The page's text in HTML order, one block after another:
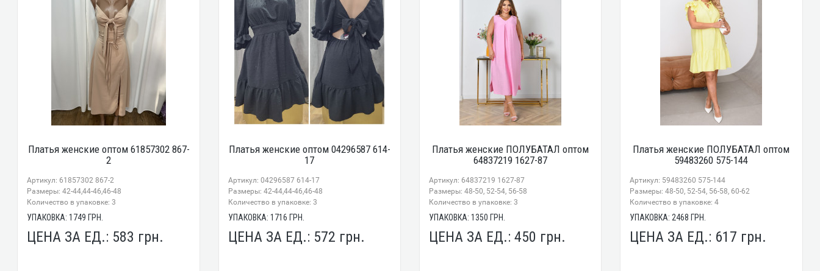
Платья женские оптом 61857302 867-
2
Артикул: 61857302 867-2
Размеры: 42-44,44-46,46-48
Количество в упаковке: 3
УПАКОВКА:1749 ГРН.
ЦЕНА ЗА ЕД.: 583 грн.
Платья женские оптом 04296587 614-
17
Артикул: 04296587 614-17
Размеры: 42-44,44-46,46-48
Количество в упаковке: 3
УПАКОВКА: 1716 ГРН.
ЦЕНА ЗА ЕД.: 572 грн.
Платья женские ПОЛУБАТАЛ оптом
64837219 1627-87
Артикул: 64837219 1627-87
Размеры: 48-50, 52-54, 56-58
Количество в упаковке: 3
УПАКОВКА: 1350 ГРН.
ЦЕНА ЗА ЕД.: 450 грн.
Платья женские ПОЛУБАТАЛ оптом
59483260 575-144
Артикул: 59483260 575-144
Размеры: 48-50, 52-54, 56-58, 60-62
Количество в упаковке: 4
УПАКОВКА: 2468 ГРН.
ЦЕНА ЗА ЕД.: 617 грн.